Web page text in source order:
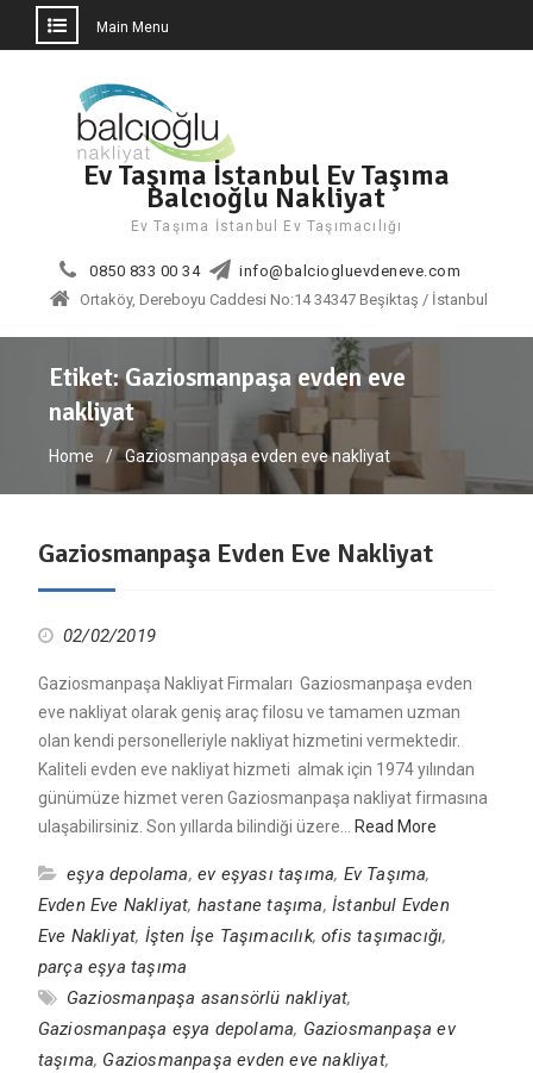
Main Menu
Ev Taşıma İstanbul Ev Taşıma
Balcıoğlu Nakliyat
Ev Taşıma İstanbul Ev Taşımacılığı
0850 833 00 34
info@balciogluevdeneve.com
Ortaköy, Dereboyu Caddesi No:14 34347 Beşiktaş / İstanbul
Etiket:Gaziosmanpaşa evden eve
nakliyat
Home Gaziosmanpaşa evden eve nakliyat
Gaziosmanpaşa Evden Eve Nakliyat
02/02/2019
Gaziosmanpaşa Nakliyat Firmaları Gaziosmanpaşa evden
eve nakliyat olarak geniş araç filosu ve tamamen uzman
olan kendi personelleriyle nakliyat hizmetini vermektedir.
Kaliteli evden eve nakliyat hizmeti almak için 1974 yılından
günümüze hizmet veren Gaziosmanpaşa nakliyat firmasına
ulaşabilirsiniz. Son yıllarda bilindiği üzere… Read More
eşya depolama, ev eşyası taşıma, Ev Taşıma,
Evden Eve Nakliyat, hastane taşıma, İstanbul Evden
Eve Nakliyat, İşten İşe Taşımacılık,ofis taşımacığı,
parça eşya taşıma
Gaziosmanpaşa asansörlü nakliyat,
Gaziosmanpaşa eşya depolama, Gaziosmanpaşa ev
taşıma, Gaziosmanpaşa evden eve nakliyat,